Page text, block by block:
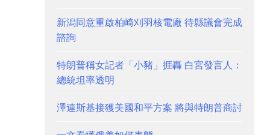
新潟同意重啟柏崎刈羽核電廠 待縣議會完成
諮詢
特朗普稱女記者「小豬」捱轟 白宮發言人：
總統坦率透明
澤連斯基接獲美國和平方案 將與特朗普商討